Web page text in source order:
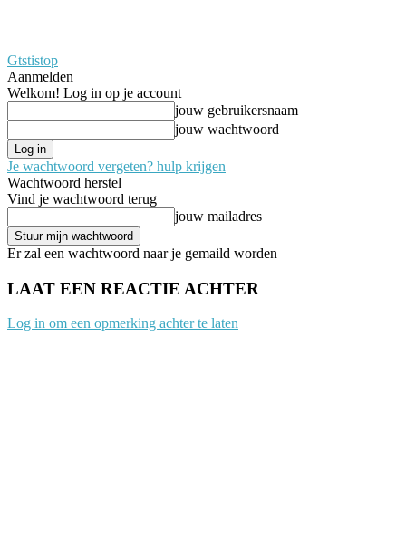
Gtstistop
Aanmelden
Welkom! Log in op je account
jouw gebruikersnaam
jouw wachtwoord
Je wachtwoord vergeten? hulp krijgen
Wachtwoord herstel
Vind je wachtwoord terug
jouw mailadres
Er zal een wachtwoord naar je gemaild worden
LAAT EEN REACTIE ACHTER
Log in om een opmerking achter te laten